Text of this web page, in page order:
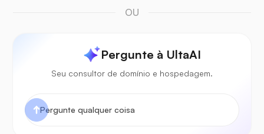
OU
Pergunte à UltaAI
Seu consultor de domínio e hospedagem.